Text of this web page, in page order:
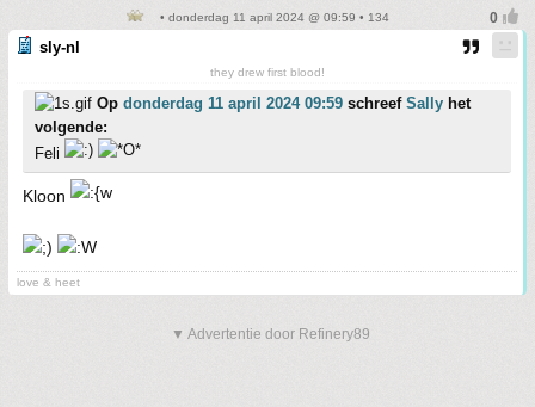
• donderdag 11 april 2024 @ 09:59 • 134
sly-nl
they drew first blood!
Op donderdag 11 april 2024 09:59 schreef Sally het
volgende:
Feli
Kloon
love & heet
▼ Advertentie door Refinery89